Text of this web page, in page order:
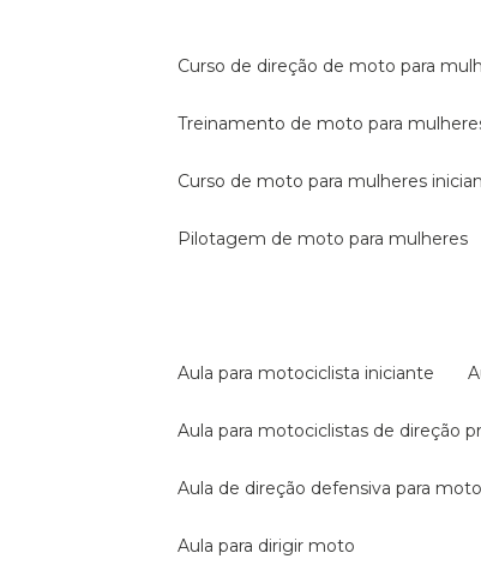
curso de direção de moto para
treinamento de moto para
curso de moto para mulheres
pilotagem de moto para mulheres
aula para motociclista iniciante
aula para motociclistas de direção
aula de direção defensiva para moto
aula para dirigir moto